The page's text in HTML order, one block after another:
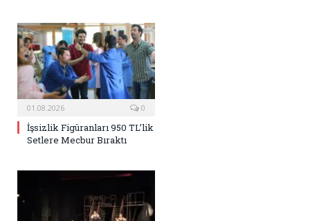
01.08.2026 0
İşsizlik Figüranları 950 TL’lik
Setlere Mecbur Bıraktı